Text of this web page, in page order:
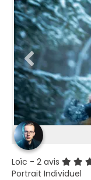
Loïc - 2 avis
Portrait Individuel